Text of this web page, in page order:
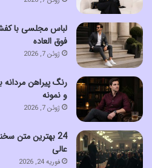
فوق العاده
ژوئن 7, 2026
و نمونه
ژوئن 7, 2026
عالی
فوریه 24, 2026